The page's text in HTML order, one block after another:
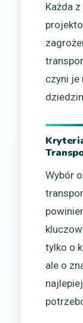
Każda
czyni je
Wybór
tylko o
ale o